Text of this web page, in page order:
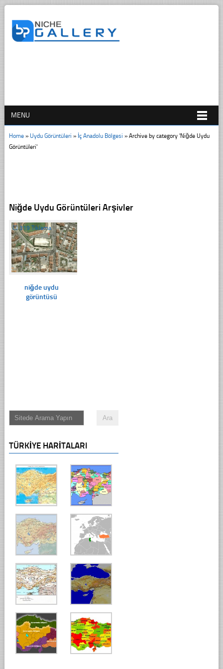
MENU
Home» Uydu Görüntüleri » İç Anadolu Bölgesi » Archive by category 'Niğde Uydu
Görüntüleri'
Niğde Uydu Görüntüleri Arşivler
☐319 Tıklama
niğde uydu
görüntüsü
TÜRKIYE HARITALARI